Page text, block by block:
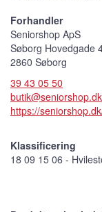
Forhandler
Seniorshop ApS
Søborg Hovedgade
2860 Søborg
39 43 05 50
butik@seniorshop.dk
https://
Klassificering
18 09 15 06 -